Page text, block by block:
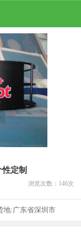
定制
浏览次数： 146次
地:广东省深圳市